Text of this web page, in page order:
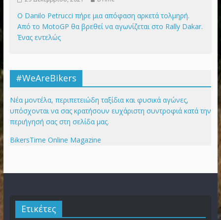
Danilo Petrucci στο Rally Dakar
29 Δεκεμβρίου, 2021 BTime
Ένας εντελώς
#WeAreBikers
υπόσχονται να σας κρατήσουν ευχάριστη συντροφιά κατά την
BikersTime Online Magazine